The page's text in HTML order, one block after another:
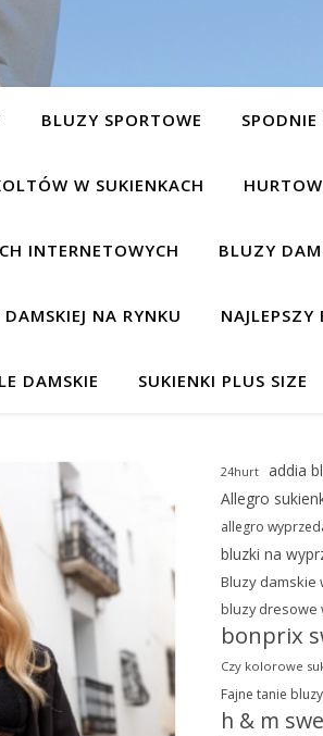
BLUZY SPORTOWE SPODNIE
W SUKIENKACH
INTERNETOWYCH BLUZY
NA RYNKU
DAMSKIE SUKIENKI PLUS SIZE
24hurt
addia
Allegro
allegro
bluzki na
Bluzy damskie
bluzy dresowe
bonprix
Czy kolorowe
Fajne tanie
h & m